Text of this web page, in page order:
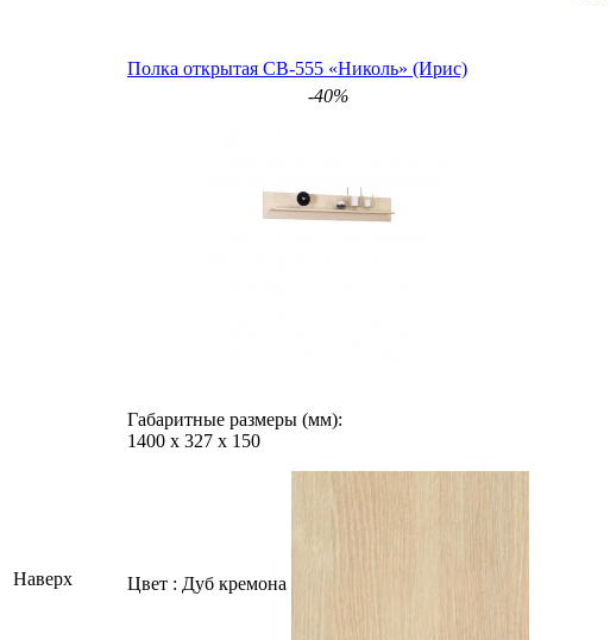
Наверх
Полка открытая СВ-555 «Николь» (Ирис)
-40%
Габаритные размеры (мм):
1400 х 327 х 150
Цвет : Дуб кремона